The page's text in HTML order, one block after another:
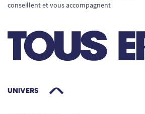
conseillent et vous accompagnent
UNIVERS